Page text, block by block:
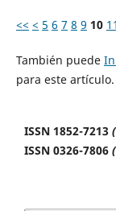
<< < 5 6 7 8 9 10 11
También puede
para este artículo.
ISSN 1852-7213
ISSN 0326-7806